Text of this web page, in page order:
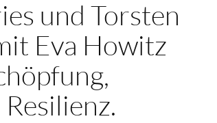
und Torsten
Eva Howitz